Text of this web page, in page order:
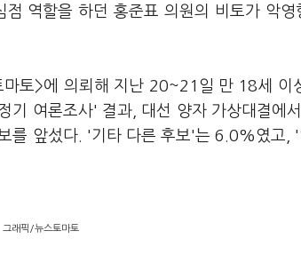
역할을 하던 홍준표 의원의 비토가 악영
토>에 의뢰해 지난 20~21일 만 18세 이
기 여론조사' 결과, 대선 양자 가상대결에
를 앞섰다. '기타 다른 후보'는 6.0%였고,
그래픽/뉴스토마토